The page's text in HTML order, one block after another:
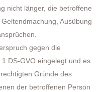
nicht länger, die betroffene
Ausübung
gegen die
DS-GVO eingelegt und es
Gründe des
der betroffenen Person